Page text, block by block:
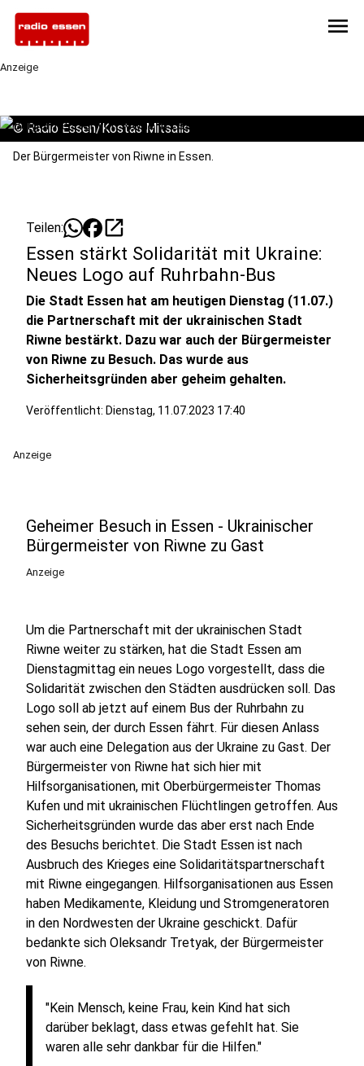
menu
Anzeige
© Radio Essen/Kostas Mitsalis
Der Bürgermeister von Riwne in Essen.
Teilen: open_in_new
Essen stärkt Solidarität mit Ukraine:
Neues Logo auf Ruhrbahn-Bus
Die Stadt Essen hat am heutigen Dienstag (11.07.)
die Partnerschaft mit der ukrainischen Stadt
Riwne bestärkt. Dazu war auch der Bürgermeister
von Riwne zu Besuch. Das wurde aus
Sicherheitsgründen aber geheim gehalten.
Veröffentlicht: Dienstag, 11.07.2023 17:40
Anzeige
Geheimer Besuch in Essen - Ukrainischer
Bürgermeister von Riwne zu Gast
Anzeige
Um die Partnerschaft mit der ukrainischen Stadt
Riwne weiter zu stärken, hat die Stadt Essen am
Dienstagmittag ein neues Logo vorgestellt, dass die
Solidarität zwischen den Städten ausdrücken soll. Das
Logo soll ab jetzt auf einem Bus der Ruhrbahn zu
sehen sein, der durch Essen fährt. Für diesen Anlass
war auch eine Delegation aus der Ukraine zu Gast. Der
Bürgermeister von Riwne hat sich hier mit
Hilfsorganisationen, mit Oberbürgermeister Thomas
Kufen und mit ukrainischen Flüchtlingen getroffen. Aus
Sicherheitsgründen wurde das aber erst nach Ende
des Besuchs berichtet. Die Stadt Essen ist nach
Ausbruch des Krieges eine Solidaritätspartnerschaft
mit Riwne eingegangen. Hilfsorganisationen aus Essen
haben Medikamente, Kleidung und Stromgeneratoren
in den Nordwesten der Ukraine geschickt. Dafür
bedankte sich Oleksandr Tretyak, der Bürgermeister
von Riwne.
"Kein Mensch, keine Frau, kein Kind hat sich
darüber beklagt, dass etwas gefehlt hat. Sie
waren alle sehr dankbar für die Hilfen."